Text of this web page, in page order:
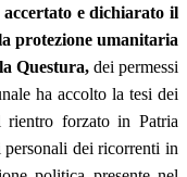
e dichiarato il
protezione umanitaria
Questura,dei permessi
ha accolto la tesi dei
rientro forzato in Patria
dei ricorrenti in